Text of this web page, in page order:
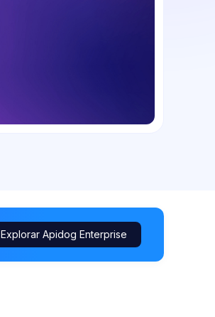
Explorar Apidog Enterprise